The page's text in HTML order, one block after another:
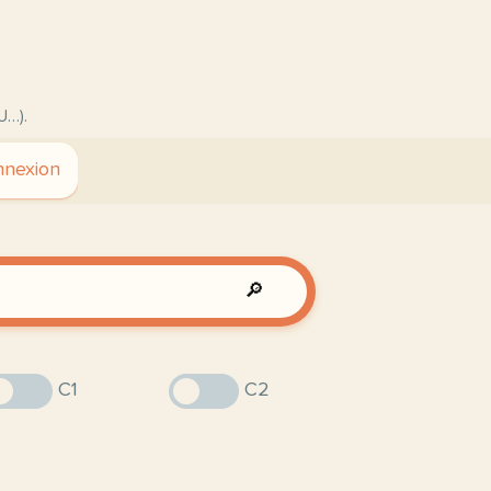
🔎
C1 C2